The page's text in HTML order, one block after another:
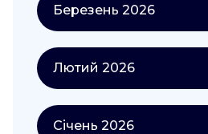
Березень 2026
Лютий 2026
Січень 2026